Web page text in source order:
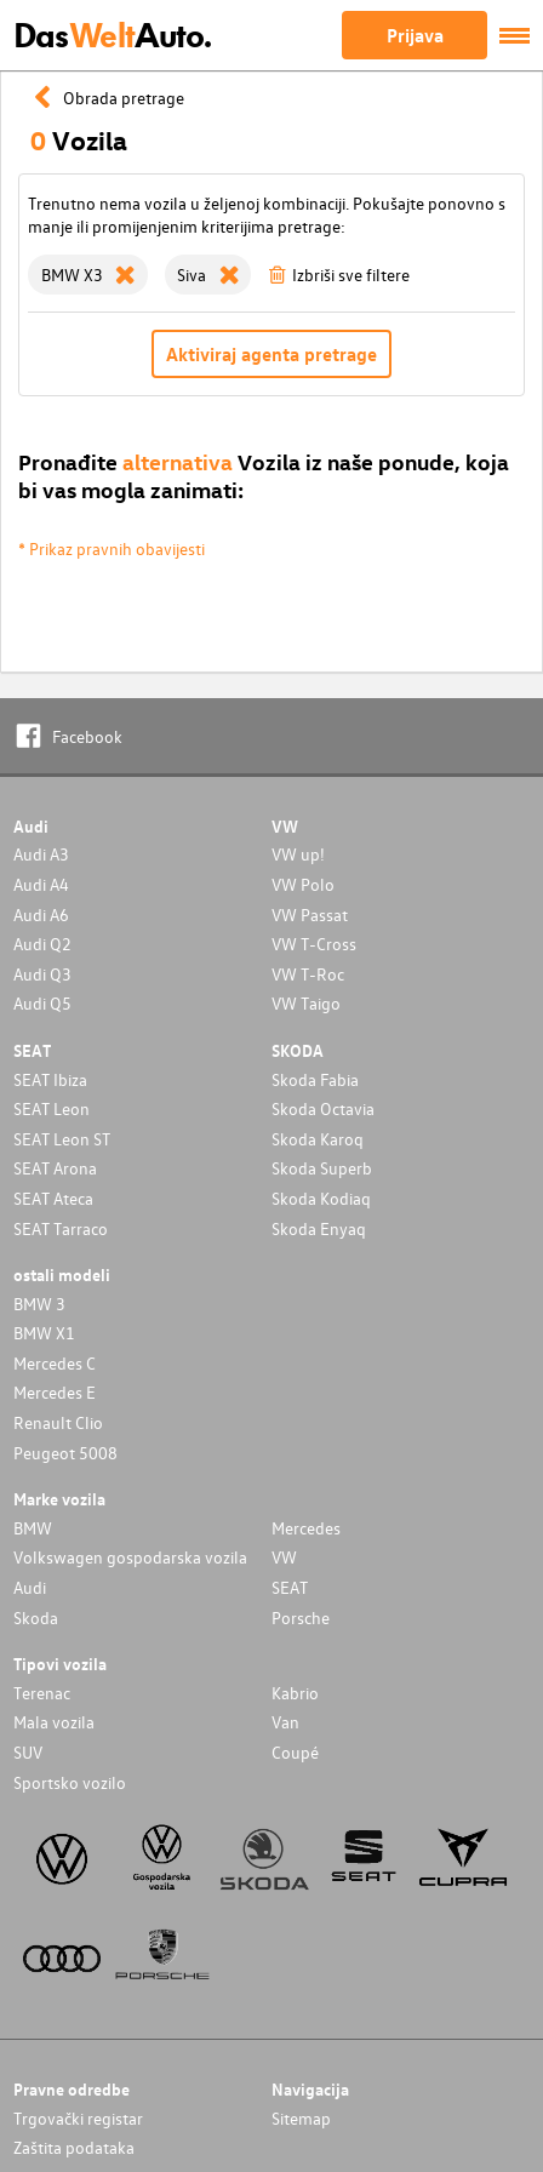
DasWeltAuto. Prijava
Obrada pretrage
0Vozila
Trenutno nema vozila u željenoj kombinaciji. Pokušajte ponovno s
manje ili promijenjenim kriterijima pretrage:
BMW X3 Siva Izbriši sve filtere
Aktiviraj agenta pretrage
Pronađite alternativaVozila iz naše ponude, koja
bi vas mogla zanimati:
* Prikaz pravnih obavijesti
Facebook
Audi
Audi A3
Audi A4
Audi A6
Audi Q2
Audi Q3
Audi Q5
VW
VW up!
VW Polo
VW Passat
VW T-Cross
VW T-Roc
VW Taigo
SEAT
SEAT Ibiza
SEAT Leon
SEAT Leon ST
SEAT Arona
SEAT Ateca
SEAT Tarraco
SKODA
Skoda Fabia
Skoda Octavia
Skoda Karoq
Skoda Superb
Skoda Kodiaq
Skoda Enyaq
ostali modeli
BMW 3
BMW X1
Mercedes C
Mercedes E
Renault Clio
Peugeot 5008
Marke vozila
BMW
Mercedes
Volkswagen gospodarska vozila
VW
Audi
SEAT
Skoda
Porsche
Tipovi vozila
Terenac
Kabrio
Mala vozila
Van
SUV
Coupé
Sportsko vozilo
Pravne odredbe
Trgovački registar
Zaštita podataka
Navigacija
Sitemap